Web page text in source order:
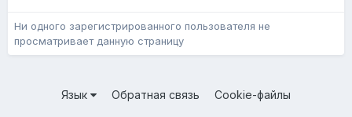
Ни одного зарегистрированного пользователя не
просматривает данную страницу
Язык Обратная связь Cookie-файлы